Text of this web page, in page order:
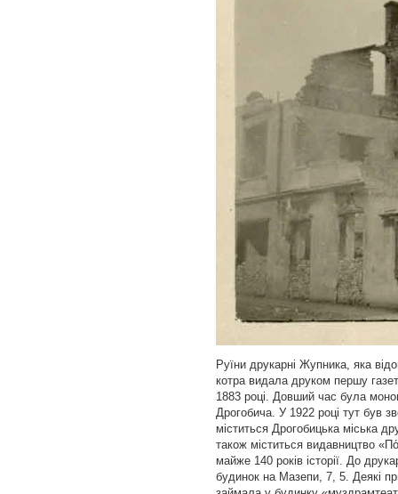
Руїни друкарні Жупника, яка
котра видала друком першу
1883 році. Довший час була
Дрогобича. У 1922 році тут був
міститься Дрогобицька міська
також міститься видавництво
майже 140 років історії. До
будинок на Мазепи, 7, 5. Деякі